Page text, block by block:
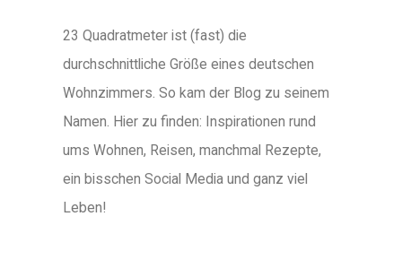
23 Quadratmeter ist (fast) die
durchschnittliche Größe eines deutschen
Wohnzimmers. So kam der Blog zu seinem
Namen. Hier zu finden: Inspirationen rund
ums Wohnen, Reisen, manchmal Rezepte,
ein bisschen Social Media und ganz viel
Leben!